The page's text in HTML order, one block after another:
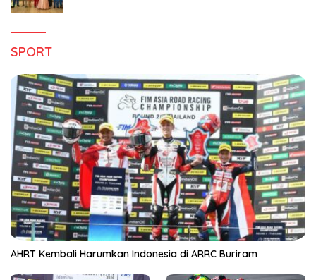
SPORT
AHRT Kembali Harumkan Indonesia di ARRC Buriram